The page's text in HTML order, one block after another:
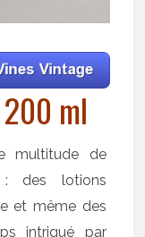
ml
multitude de
: des lotions
et même des
intrigué par